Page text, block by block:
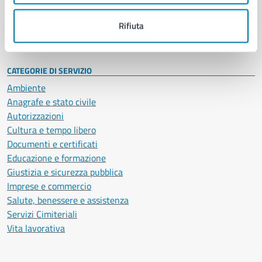
Rifiuta
Intranet, posta aziendale e protocollo
CATEGORIE DI SERVIZIO
Ambiente
Anagrafe e stato civile
Autorizzazioni
Cultura e tempo libero
Documenti e certificati
Educazione e formazione
Giustizia e sicurezza pubblica
Imprese e commercio
Salute, benessere e assistenza
Servizi Cimiteriali
Vita lavorativa